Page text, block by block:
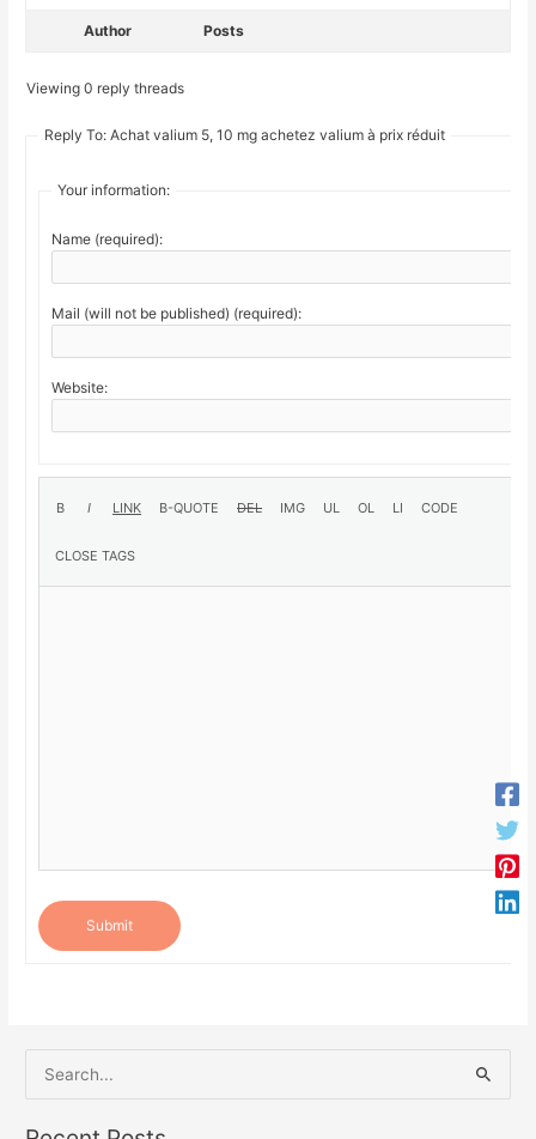
Author Posts
Viewing 0 reply threads
Reply To: Achat valium 5, 10 mg achetez valium à prix réduit
Your information:
Name (required):
Mail (will not be published) (required):
Website:
Submit
e
a